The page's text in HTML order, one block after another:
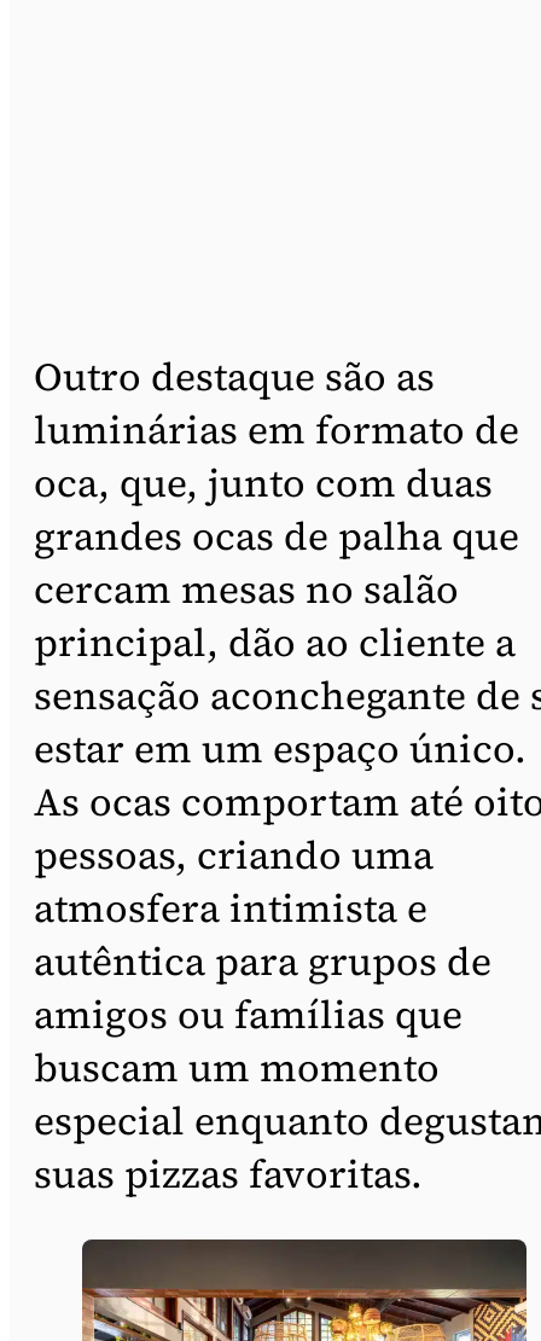
Outro destaque são as
luminárias em formato de
oca, que, junto com duas
grandes ocas de palha que
cercam mesas no salão
principal, dão ao cliente a
sensação aconchegante de
estar em um espaço único.
As ocas comportam até
pessoas, criando uma
atmosfera intimista e
autêntica para grupos de
amigos ou famílias que
buscam um momento
especial enquanto
suas pizzas favoritas.